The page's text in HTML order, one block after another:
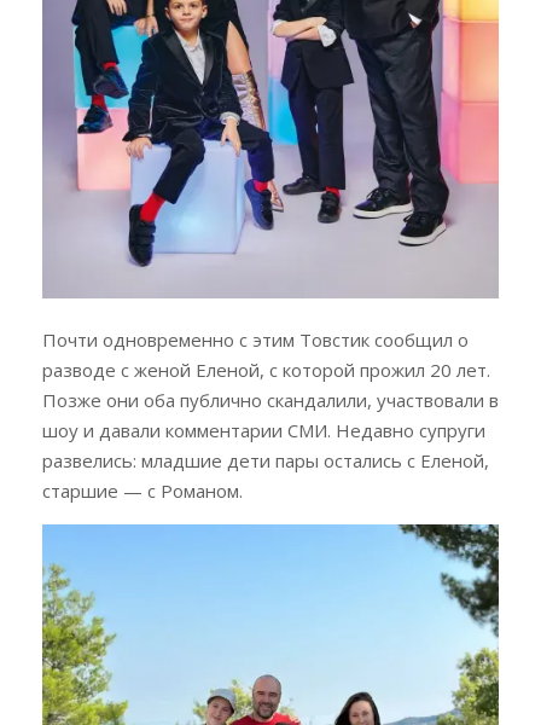
Почти одновременно с этим Товстик сообщил о
разводе с женой Еленой, с которой прожил 20 лет.
Позже они оба публично скандалили, участвовали в
шоу и давали комментарии СМИ. Недавно супруги
развелись: младшие дети пары остались с Еленой,
старшие — с Романом.